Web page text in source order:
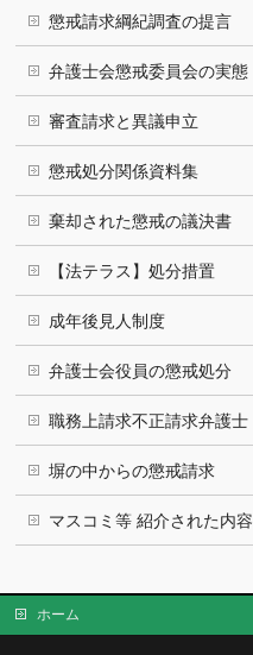
懲戒請求綱紀調査の提言
弁護士会懲戒委員会の実態
審査請求と異議申立
懲戒処分関係資料集
棄却された懲戒の議決書
【法テラス】処分措置
成年後見人制度
弁護士会役員の懲戒処分
職務上請求不正請求弁護士
塀の中からの懲戒請求
マスコミ等 紹介された内容
ホーム